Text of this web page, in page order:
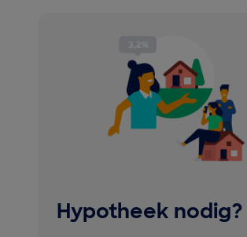
Hypotheek nodig?